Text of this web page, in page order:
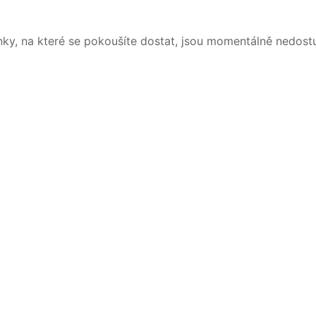
na které se pokoušíte dostat, jsou momentálně